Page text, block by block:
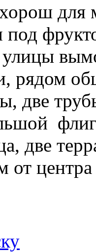
для
под
рядом
две
две
от